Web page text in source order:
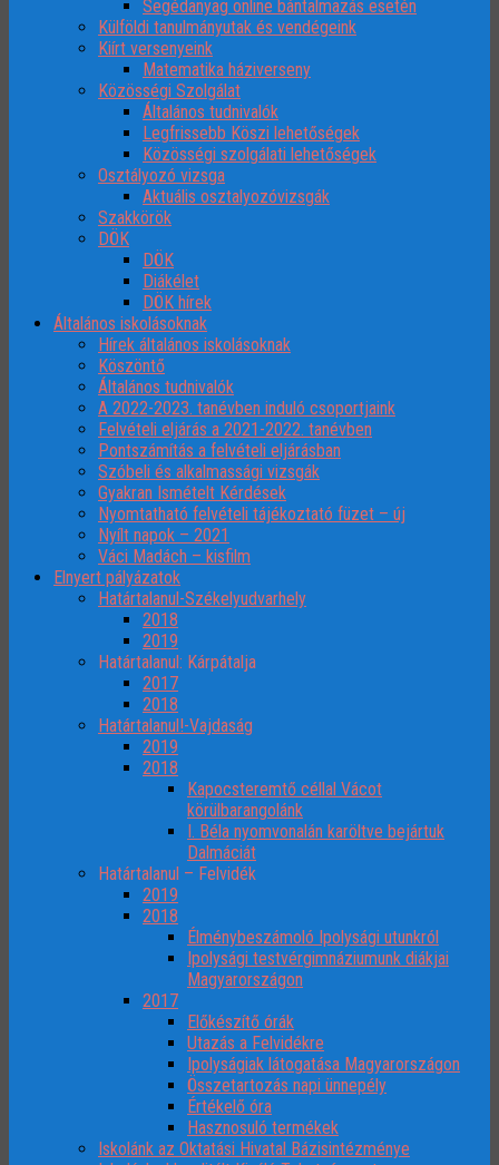
Segédanyag online bántalmazás esetén
Külföldi tanulmányutak és vendégeink
Kiírt versenyeink
Matematika háziverseny
Közösségi Szolgálat
Általános tudnivalók
Legfrissebb Köszi lehetőségek
Közösségi szolgálati lehetőségek
Osztályozó vizsga
Aktuális osztalyozóvizsgák
Szakkörök
DÖK
DÖK
Diákélet
DÖK hírek
Általános iskolásoknak
Hírek általános iskolásoknak
Köszöntő
Általános tudnivalók
A 2022-2023. tanévben induló csoportjaink
Felvételi eljárás a 2021-2022. tanévben
Pontszámítás a felvételi eljárásban
Szóbeli és alkalmassági vizsgák
Gyakran Ismételt Kérdések
Nyomtatható felvételi tájékoztató füzet – új
Nyílt napok – 2021
Váci Madách – kisfilm
Elnyert pályázatok
Határtalanul-Székelyudvarhely
2018
2019
Határtalanul: Kárpátalja
2017
2018
Határtalanul!-Vajdaság
2019
2018
Kapocsteremtő céllal Vácot
körülbarangolánk
I. Béla nyomvonalán karöltve bejártuk
Dalmáciát
Határtalanul – Felvidék
2019
2018
Élménybeszámoló Ipolysági utunkról
Ipolysági testvérgimnáziumunk diákjai
Magyarországon
2017
Előkészítő órák
Utazás a Felvidékre
Ipolyságiak látogatása Magyarországon
Összetartozás napi ünnepély
Értékelő óra
Hasznosuló termékek
Iskolánk az Oktatási Hivatal Bázisintézménye